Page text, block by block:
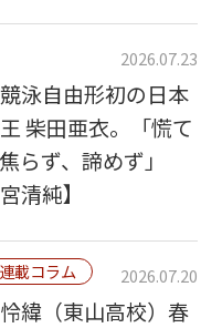
2026.07.23
泳自由形初の日本
柴田亜衣。「慌て
らず、諦めず」
清純】
連載コラム 2026.07.20
緯（東山高校）春